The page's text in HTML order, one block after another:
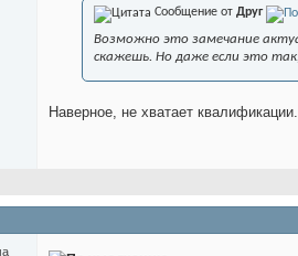
Сообщение от Друг
Возможно это замечание
скажешь. Но даже если это
Наверное, не хватает квалификации.